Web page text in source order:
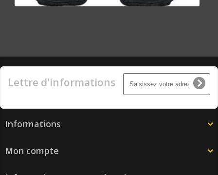
Lettre d'informations
Informations
Mon compte